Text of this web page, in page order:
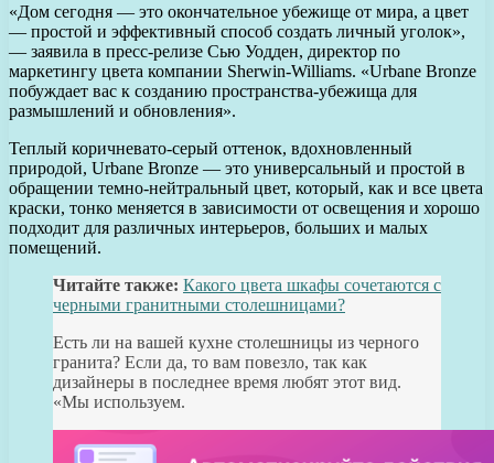
«Дом сегодня — это окончательное убежище от мира, а цвет
— простой и эффективный способ создать личный уголок»,
— заявила в пресс-релизе Сью Уодден, директор по
маркетингу цвета компании Sherwin-Williams. «Urbane Bronze
побуждает вас к созданию пространства-убежища для
размышлений и обновления».
Теплый коричневато-серый оттенок, вдохновленный
природой, Urbane Bronze — это универсальный и простой в
обращении темно-нейтральный цвет, который, как и все цвета
краски, тонко меняется в зависимости от освещения и хорошо
подходит для различных интерьеров, больших и малых
помещений.
Читайте также: Какого цвета шкафы сочетаются с
черными гранитными столешницами?
Есть ли на вашей кухне столешницы из черного
гранита? Если да, то вам повезло, так как
дизайнеры в последнее время любят этот вид.
«Мы используем.